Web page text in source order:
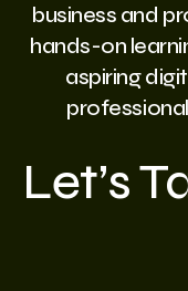
business and
hands-on
aspiring
Let’s